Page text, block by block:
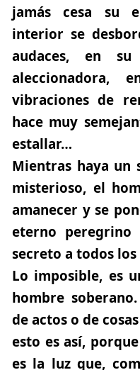
jamás cesa su
interior se
audaces, en
vibraciones de
hace muy
estallar…
Mientras haya un
misterioso, el
amanecer y se
eterno peregrino
secreto a todos
Lo imposible, es
hombre
de actos o de
esto es así,
es la luz que,